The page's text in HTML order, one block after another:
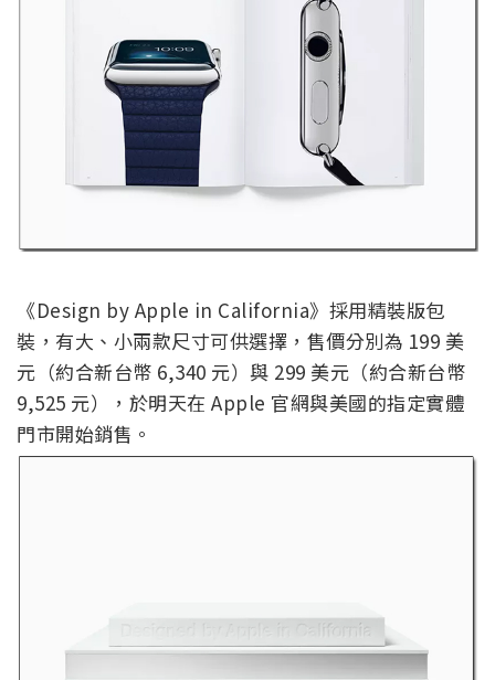
《Design by Apple in California》採用精裝版包
裝，有大、小兩款尺寸可供選擇，售價分別為 199 美
元（約合新台幣 6,340 元）與 299 美元（約合新台幣
9,525 元），於明天在 Apple 官網與美國的指定實體
門市開始銷售。